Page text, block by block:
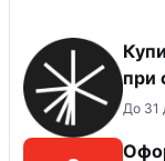
при
До 31